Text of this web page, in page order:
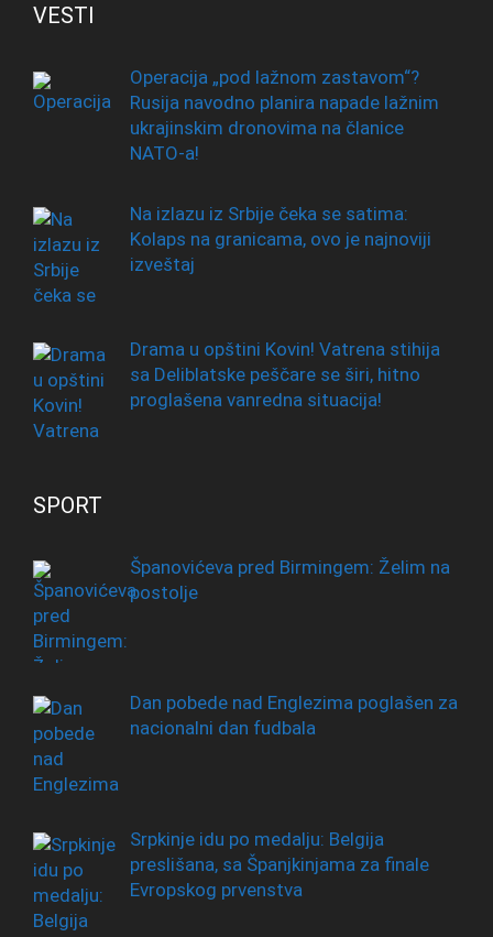
VESTI
Operacija „pod lažnom zastavom“?
Rusija navodno planira napade lažnim
ukrajinskim dronovima na članice
NATO-a!
Na izlazu iz Srbije čeka se satima:
Kolaps na granicama, ovo je najnoviji
izveštaj
Drama u opštini Kovin! Vatrena stihija
sa Deliblatske peščare se širi, hitno
proglašena vanredna situacija!
SPORT
Španovićeva pred Birmingem: Želim na
postolje
Dan pobede nad Englezima poglašen za
nacionalni dan fudbala
Srpkinje idu po medalju: Belgija
preslišana, sa Španjkinjama za finale
Evropskog prvenstva